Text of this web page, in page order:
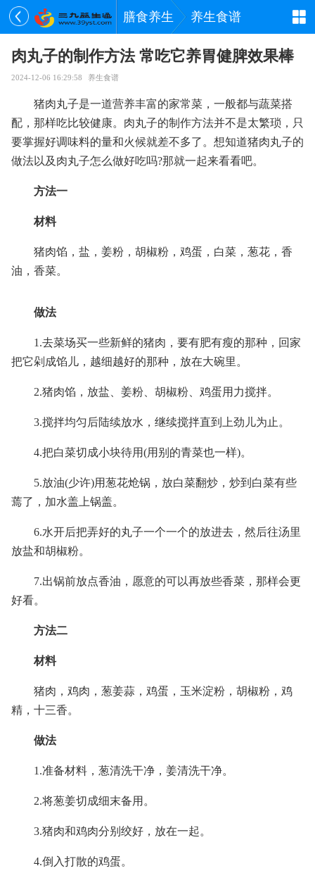
膳食养生 养生食谱
肉丸子的制作方法 常吃它养胃健脾效果棒
2024-12-06 16:29:58 养生食谱
猪肉丸子是一道营养丰富的家常菜，一般都与蔬菜搭
配，那样吃比较健康。肉丸子的制作方法并不是太繁琐，只
要掌握好调味料的量和火候就差不多了。想知道猪肉丸子的
做法以及肉丸子怎么做好吃吗?那就一起来看看吧。
方法一
材料
猪肉馅，盐，姜粉，胡椒粉，鸡蛋，白菜，葱花，香
油，香菜。
做法
1.去菜场买一些新鲜的猪肉，要有肥有瘦的那种，回家
把它剁成馅儿，越细越好的那种，放在大碗里。
2.猪肉馅，放盐、姜粉、胡椒粉、鸡蛋用力搅拌。
3.搅拌均匀后陆续放水，继续搅拌直到上劲儿为止。
4.把白菜切成小块待用(用别的青菜也一样)。
5.放油(少许)用葱花炝锅，放白菜翻炒，炒到白菜有些
蔫了，加水盖上锅盖。
6.水开后把弄好的丸子一个一个的放进去，然后往汤里
放盐和胡椒粉。
7.出锅前放点香油，愿意的可以再放些香菜，那样会更
好看。
方法二
材料
猪肉，鸡肉，葱姜蒜，鸡蛋，玉米淀粉，胡椒粉，鸡
精，十三香。
做法
1.准备材料，葱清洗干净，姜清洗干净。
2.将葱姜切成细末备用。
3.猪肉和鸡肉分别绞好，放在一起。
4.倒入打散的鸡蛋。